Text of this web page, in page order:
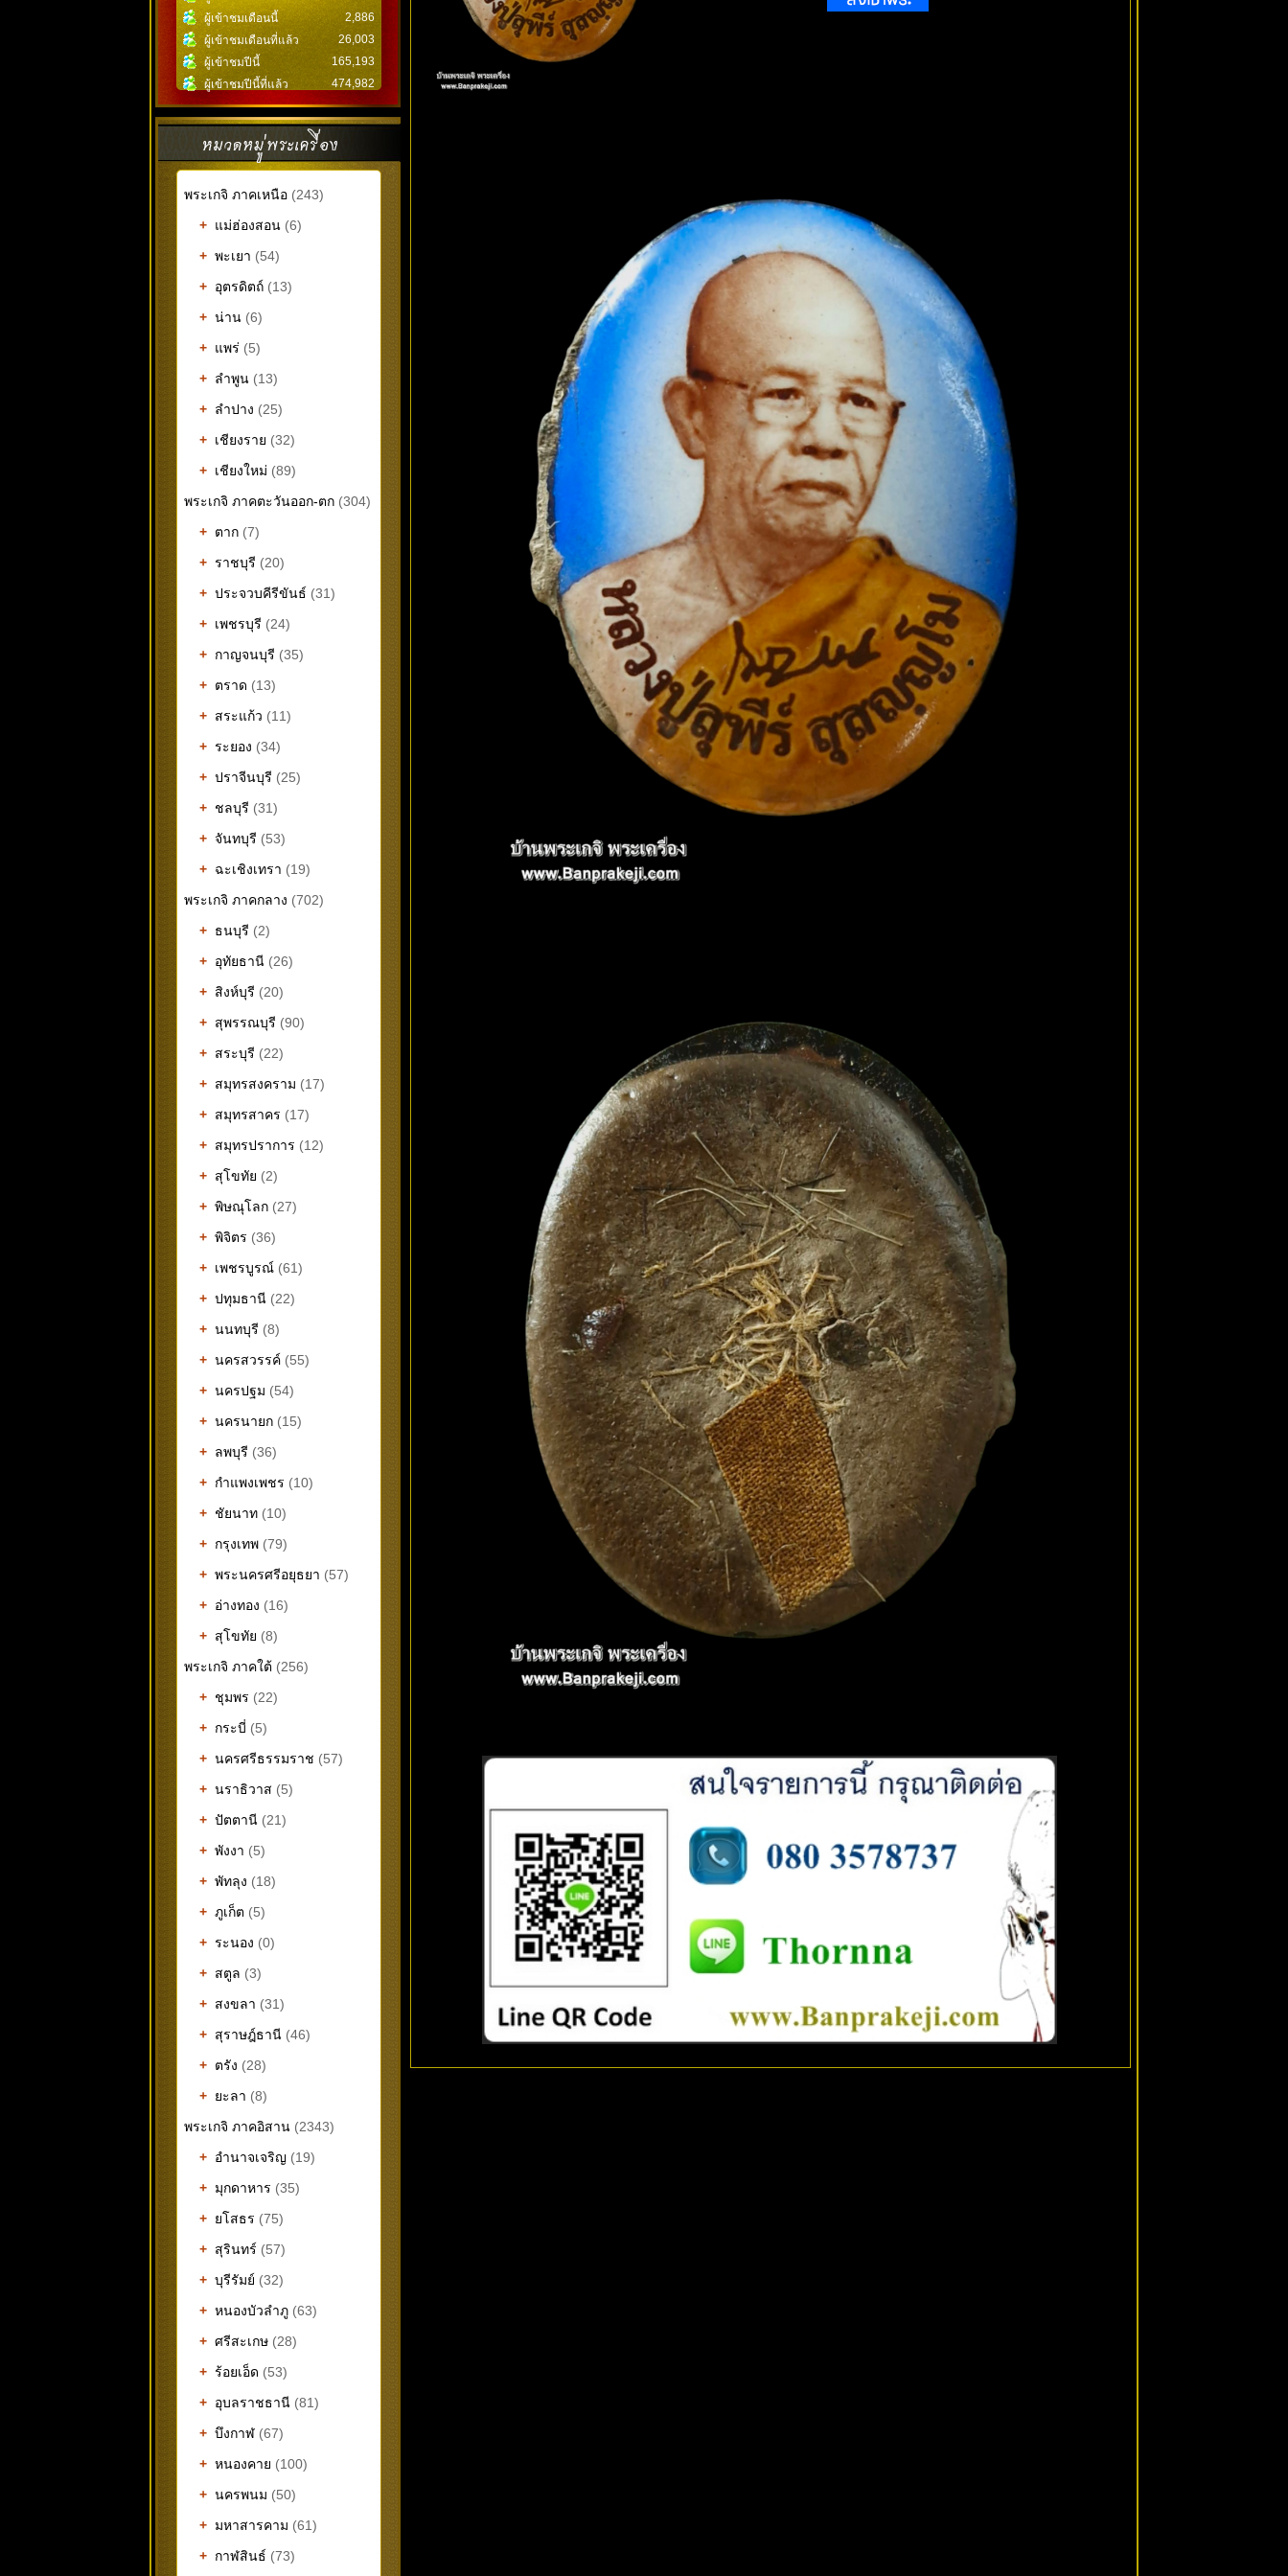
ผู้เข้าชมเดือนนี้
2,886
ผู้เข้าชมเดือนที่แล้ว
26,003
ผู้เข้าชมปีนี้
165,193
ผู้เข้าชมปีนี้ที่แล้ว
474,982
พระเกจิ ภาคเหนือ (243)
+ แม่ฮ่องสอน (6)
+ พะเยา (54)
+ อุตรดิตถ์ (13)
+ น่าน (6)
+ แพร่ (5)
+ ลำพูน (13)
+ ลำปาง (25)
+ เชียงราย (32)
+ เชียงใหม่ (89)
พระเกจิ ภาคตะวันออก-ตก (304)
+ ตาก (7)
+ ราชบุรี (20)
+ ประจวบคีรีขันธ์ (31)
+ เพชรบุรี (24)
+ กาญจนบุรี (35)
+ ตราด (13)
+ สระแก้ว (11)
+ ระยอง (34)
+ ปราจีนบุรี (25)
+ ชลบุรี (31)
+ จันทบุรี (53)
+ ฉะเชิงเทรา (19)
พระเกจิ ภาคกลาง (702)
+ ธนบุรี (2)
+ อุทัยธานี (26)
+ สิงห์บุรี (20)
+ สุพรรณบุรี (90)
+ สระบุรี (22)
+ สมุทรสงคราม (17)
+ สมุทรสาคร (17)
+ สมุทรปราการ (12)
+ สุโขทัย (2)
+ พิษณุโลก (27)
+ พิจิตร (36)
+ เพชรบูรณ์ (61)
+ ปทุมธานี (22)
+ นนทบุรี (8)
+ นครสวรรค์ (55)
+ นครปฐม (54)
+ นครนายก (15)
+ ลพบุรี (36)
+ กำแพงเพชร (10)
+ ชัยนาท (10)
+ กรุงเทพ (79)
+ พระนครศรีอยุธยา (57)
+ อ่างทอง (16)
+ สุโขทัย (8)
พระเกจิ ภาคใต้ (256)
+ ชุมพร (22)
+ กระบี่ (5)
+ นครศรีธรรมราช (57)
+ นราธิวาส (5)
+ ปัตตานี (21)
+ พังงา (5)
+ พัทลุง (18)
+ ภูเก็ต (5)
+ ระนอง (0)
+ สตูล (3)
+ สงขลา (31)
+ สุราษฎ์ธานี (46)
+ ตรัง (28)
+ ยะลา (8)
พระเกจิ ภาคอิสาน (2343)
+ อำนาจเจริญ (19)
+ มุกดาหาร (35)
+ ยโสธร (75)
+ สุรินทร์ (57)
+ บุรีรัมย์ (32)
+ หนองบัวลำภู (63)
+ ศรีสะเกษ (28)
+ ร้อยเอ็ด (53)
+ อุบลราชธานี (81)
+ บึงกาฬ (67)
+ หนองคาย (100)
+ นครพนม (50)
+ มหาสารคาม (61)
+ กาฬสินธ์ (73)